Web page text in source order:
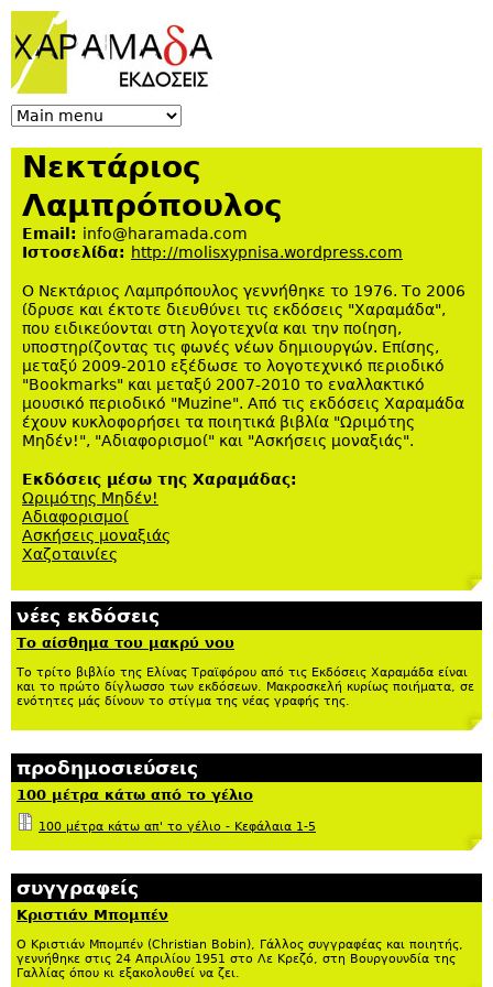
Νεκτάριος
Λαμπρόπουλος
Email: info@haramada.com
Ιστοσελίδα: http://molisxypnisa.wordpress.com
Ο Νεκτάριος Λαμπρόπουλος γεννήθηκε το 1976. Το 2006
ίδρυσε και έκτοτε διευθύνει τις εκδόσεις "Χαραμάδα",
που ειδικεύονται στη λογοτεχνία και την ποίηση,
υποστηρίζοντας τις φωνές νέων δημιουργών. Επίσης,
μεταξύ 2009-2010 εξέδωσε το λογοτεχνικό περιοδικό
"Bookmarks" και μεταξύ 2007-2010 το εναλλακτικό
μουσικό περιοδικό "Muzine". Από τις εκδόσεις Χαραμάδα
έχουν κυκλοφορήσει τα ποιητικά βιβλία "Ωριμότης
Μηδέν!", "Αδιαφορισμοί" και "Ασκήσεις μοναξιάς".
Εκδόσεις μέσω της Χαραμάδας:
Ωριμότης Μηδέν!
Αδιαφορισμοί
Ασκήσεις μοναξιάς
Χαζοταινίες
νέες εκδόσεις
Το αίσθημα του μακρύ νου
Το τρίτο βιβλίο της Ελίνας Τραϊφόρου από τις Εκδόσεις Χαραμάδα είναι
και το πρώτο δίγλωσσο των εκδόσεων. Μακροσκελή κυρίως ποιήματα, σε
ενότητες μάς δίνουν το στίγμα της νέας γραφής της.
προδημοσιεύσεις
100 μέτρα κάτω από το γέλιο
100 μέτρα κάτω απ' το γέλιο - Κεφάλαια 1-5
συγγραφείς
Κριστιάν Μπομπέν
Ο Κριστιάν Μπομπέν (Christian Bobin), Γάλλος συγγραφέας και ποιητής,
γεννήθηκε στις 24 Απριλίου 1951 στο Λε Κρεζό, στη Βουργουνδία της
Γαλλίας όπου κι εξακολουθεί να ζει.